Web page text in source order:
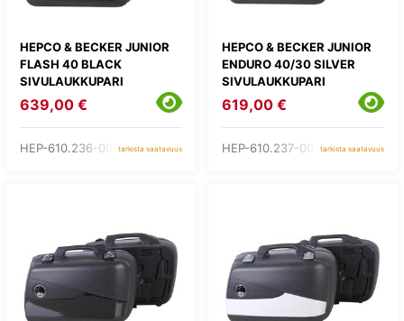
HEPCO & BECKER JUNIOR
FLASH 40 BLACK
SIVULAUKKUPARI
639,00 €
HEP-610.236-00-11tarkista saatavuus
HEPCO & BECKER JUNIOR
ENDURO 40/30 SILVER
SIVULAUKKUPARI
619,00 €
HEP-610.237-00-09tarkista saatavuus